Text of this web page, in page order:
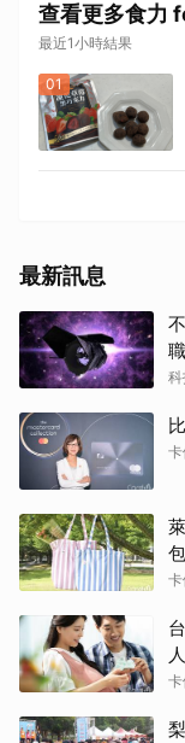
查看更多食力
最近1小時結果
01
最新訊息
包
人